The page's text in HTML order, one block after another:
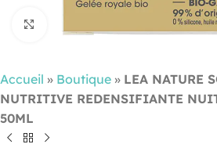
Accueil » Boutique » LEA NATURE
NUTRITIVE REDENSIFIANTE
50ML